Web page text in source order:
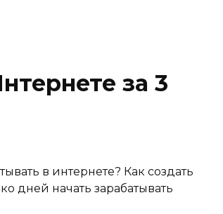
за 3
в интернете? Как создать
дней начать зарабатывать